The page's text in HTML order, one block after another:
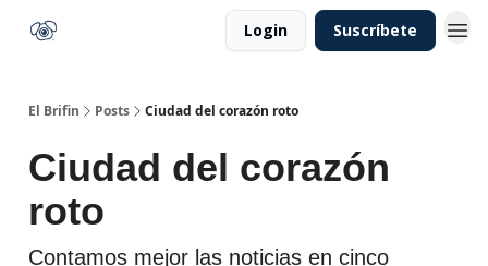
Login Suscríbete
El Brifin Posts Ciudad del corazón roto
Ciudad del corazón
roto
Contamos mejor las noticias en cinco